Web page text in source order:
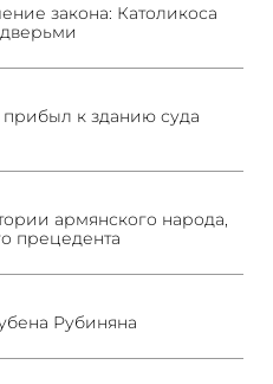
закона: Католикоса
к зданию суда
армянского народа,
прецедента
Рубиняна